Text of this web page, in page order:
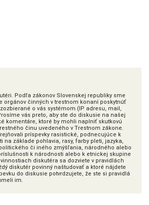
Podľa zákonov Slovenskej republiky sme
orgánov činných v trestnom konaní poskytnúť
o vás systémom (IP adresu, mail,
vás preto, aby ste do diskusie na našej
komentáre, ktoré by mohli naplniť skutkovú
činu uvedeného v Trestnom zákone.
príspevky rasistické, podnecujúce k
na základe pohlavia, rasy, farby pleti, jazyka,
či iného zmýšľania, národného alebo
k národnosti alebo k etnickej skupine
diskutéra sa dozviete v pravidlách
diskutér povinný naštudovať a ktoré nájdete
do diskusie potvrdzujete, že ste si pravidlá
im.